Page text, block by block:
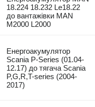
18.224 18.232 Le18.22
до вантажівки MAN
M2000 L2000
Енергоакумулятор
Scania P-Series (01.04-
12.17) до тягача Scania
P,G,R,T-series (2004-
2017)